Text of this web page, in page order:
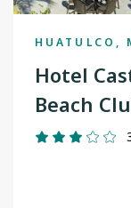
Fort Saint John
Grande Prairie
Halifax
Kamloops
HUATULCO,
Hotel
Beach